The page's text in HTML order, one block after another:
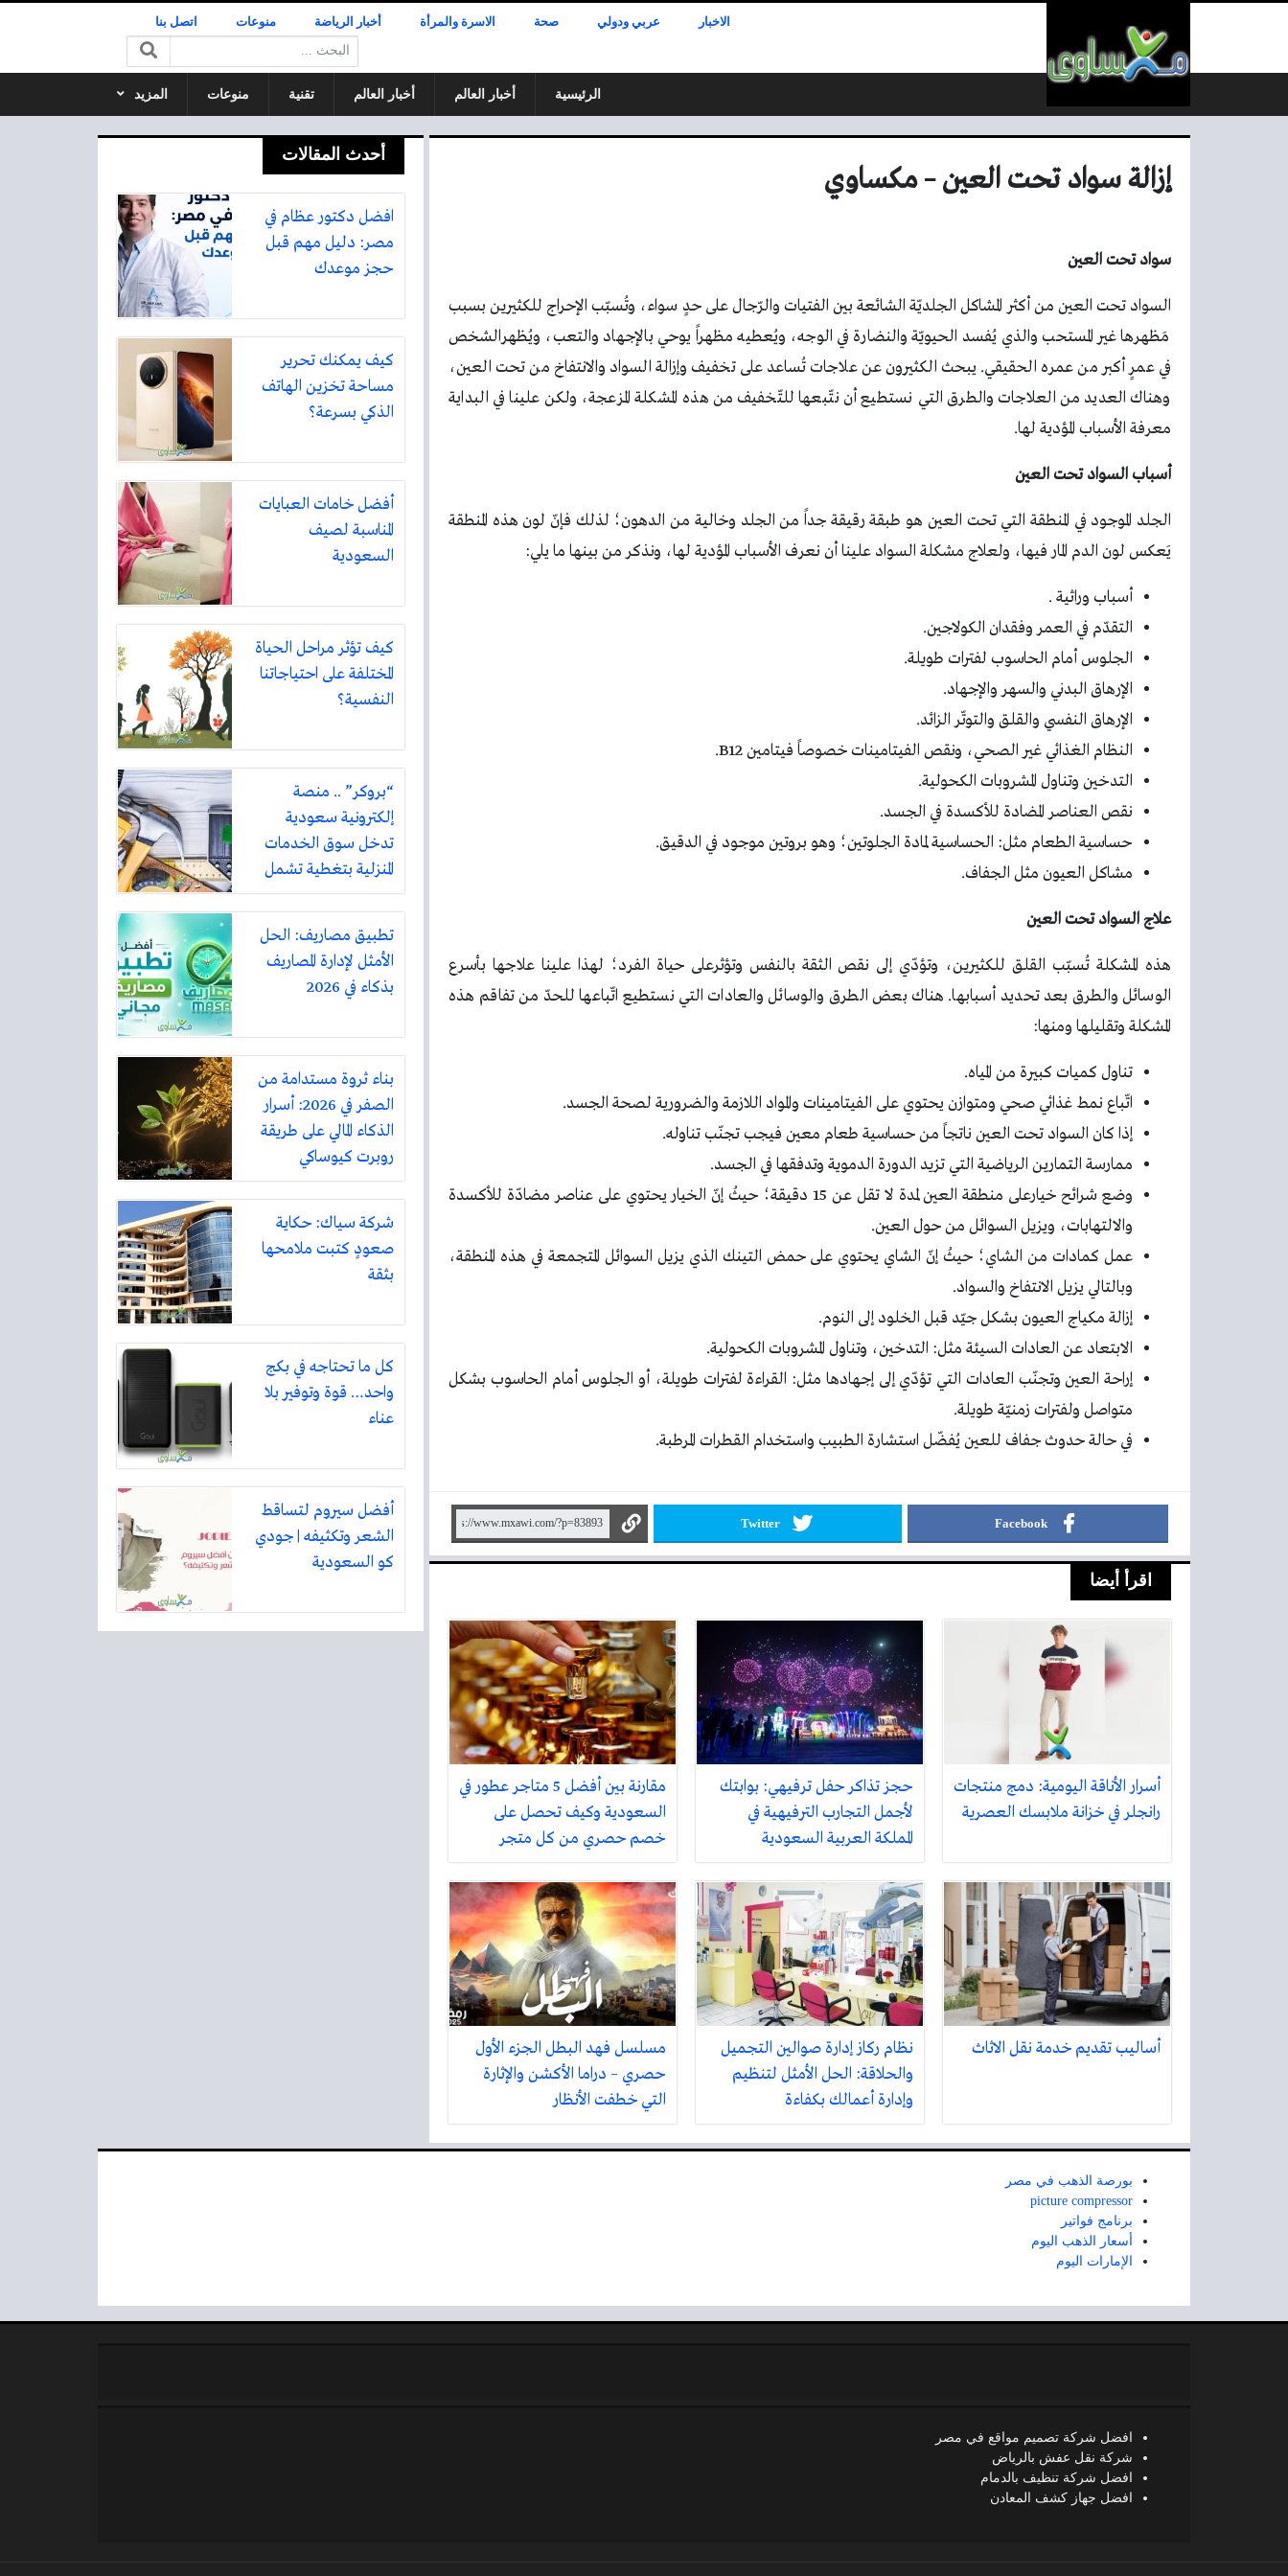
الاخبار عربي ودولي صحة الاسرة والمرأة أخبار الرياضة منوعات اتصل بنا
البحث:
الرئيسية أخبار العالم أخبار العالم تقنية منوعات المزيد
إزالة سواد تحت العين – مكساوي
سواد تحت العين
السواد تحت العين من أكثر المشاكل الجلديّة الشائعة بين الفتيات والرّجال على حدٍ سواء، وتُسبّب الإحراج للكثيرين بسبب
مَظهرها غير المستحب والذي يُفسد الحيويّة والنضارة في الوجه، ويُعطيه مظهراً يوحي بالإجهاد والتعب، ويُظهرالشخص
في عمرٍ أكبر من عمره الحقيقي. يبحث الكثيرون عن علاجات تُساعد على تخفيف وإزالة السواد والانتفاخ من تحت العين،
وهناك العديد من العلاجات والطرق التي نستطيع أن نتّبعها للتّخفيف من هذه المشكلة المزعجة، ولكن علينا في البداية
معرفة الأسباب المؤدية لها.
أسباب السواد تحت العين
الجلد الموجود في المنطقة التي تحت العين هو طبقة رقيقة جداً من الجلد وخالية من الدهون؛ لذلك فإنّ لون هذه المنطقة
يَعكس لون الدم المار فيها، ولعلاج مشكلة السواد علينا أن نعرف الأسباب المؤدية لها، ونذكر من بينها ما يلي:
أسباب وراثية .
التقدّم في العمر وفقدان الكولاجين.
الجلوس أمام الحاسوب لفترات طويلة.
الإرهاق البدني والسهر والإجهاد.
الإرهاق النفسي والقلق والتوتّر الزائد.
النظام الغذائي غير الصحي، ونقص الفيتامينات خصوصاً فيتامين B12.
التدخين وتناول المشروبات الكحولية.
نقص العناصر المضادة للأكسدة في الجسد.
حساسية الطعام مثل: الحساسية لمادة الجلوتين؛ وهو بروتين موجود في الدقيق.
مشاكل العيون مثل الجفاف.
علاج السواد تحت العين
هذه المشكلة تُسبّب القلق للكثيرين، وتؤدّي إلى نقص الثقة بالنفس وتؤثرعلى حياة الفرد؛ لهذا علينا علاجها بأسرع
الوسائل والطرق بعد تحديد أسبابها. هناك بعض الطرق والوسائل والعادات التي نستطيع اتّباعها للحدّ من تفاقم هذه
المشكلة وتقليلها ومنها:
تناول كميات كبيرة من المياه.
اتّباع نمط غذائي صحي ومتوازن يحتوي على الفيتامينات والمواد اللازمة والضرورية لصحة الجسد.
إذا كان السواد تحت العين ناتجاً من حساسية طعام معين فيجب تجنّب تناوله.
ممارسة التمارين الرياضية التي تزيد الدورة الدموية وتدفقها في الجسد.
وضع شرائح خيارعلى منطقة العين لمدة لا تقل عن 15 دقيقة؛ حيثُ إنّ الخيار يحتوي على عناصر مضادّة للأكسدة
والالتهابات، ويزيل السوائل من حول العين.
عمل كمادات من الشاي؛ حيثُ إنّ الشاي يحتوي على حمض التينك الذي يزيل السوائل المتجمعة في هذه المنطقة،
وبالتالي يزيل الانتفاخ والسواد.
إزالة مكياج العيون بشكل جيّد قبل الخلود إلى النوم.
الابتعاد عن العادات السيئة مثل: التدخين، وتناول المشروبات الكحولية.
إراحة العين وتجنّب العادات التي تؤدّي إلى إجهادها مثل: القراءة لفترات طويلة، أو الجلوس أمام الحاسوب بشكل
متواصل ولفترات زمنيّة طويلة.
في حالة حدوث جفاف للعين يُفضّل استشارة الطبيب واستخدام القطرات المرطبة.
Facebook
Twitter
اقرأ أيضا
أسرار الأناقة اليومية: دمج منتجات
رانجلر في خزانة ملابسك العصرية
حجز تذاكر حفل ترفيهي: بوابتك
لأجمل التجارب الترفيهية في
المملكة العربية السعودية
مقارنة بين أفضل 5 متاجر عطور في
السعودية وكيف تحصل على
خصم حصري من كل متجر
أساليب تقديم خدمة نقل الاثاث
نظام ركاز إدارة صوالين التجميل
والحلاقة: الحل الأمثل لتنظيم
وإدارة أعمالك بكفاءة
مسلسل فهد البطل الجزء الأول
حصري – دراما الأكشن والإثارة
التي خطفت الأنظار
أحدث المقالات
افضل دكتور عظام في
مصر: دليل مهم قبل
حجز موعدك
كيف يمكنك تحرير
مساحة تخزين الهاتف
الذكي بسرعة؟
أفضل خامات العبايات
المناسبة لصيف
السعودية
كيف تؤثر مراحل الحياة
المختلفة على احتياجاتنا
النفسية؟
“بروكر” .. منصة
إلكترونية سعودية
تدخل سوق الخدمات
المنزلية بتغطية تشمل
أكثر من ثلاثين مدينة
تطبيق مصاريف: الحل
الأمثل لإدارة المصاريف
بذكاء في 2026
بناء ثروة مستدامة من
الصفر في 2026: أسرار
الذكاء المالي على طريقة
روبرت كيوساكي
شركة سياك: حكاية
صعودٍ كتبت ملامحها
بثقة
كل ما تحتاجه في بكج
واحد… قوة وتوفير بلا
عناء
أفضل سيروم لتساقط
الشعر وتكثيفه | جودي
كو السعودية
بورصة الذهب في مصر
picture compressor
برنامج فواتير
أسعار الذهب اليوم
الإمارات اليوم
افضل شركة تصميم مواقع في مصر
شركة نقل عفش بالرياض
افضل شركة تنظيف بالدمام
افضل جهاز كشف المعادن